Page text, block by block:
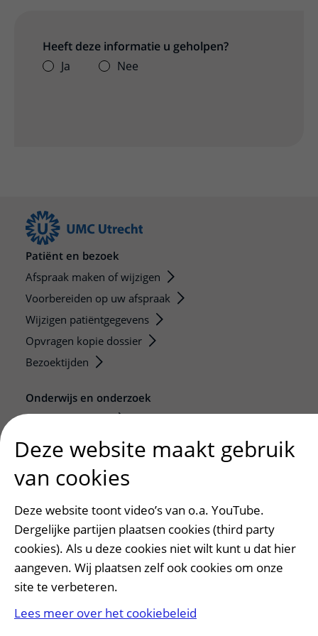
Heeft deze informatie u geholpen?
Ja
Nee
Patiënt en bezoek
Afspraak maken of wijzigen
Voorbereiden op uw afspraak
Wijzigen patiëntgegevens
Opvragen kopie dossier
Bezoektijden
Onderwijs en onderzoek
Onze opleidingen
De Nieuwe Utrechtse School
Stage en opleidingsplaatsen
Research
Strategic programs
Research groups
Researchers
Research technologies
Deze website maakt gebruik
van cookies
Deze website toont video’s van o.a. YouTube.
Dergelijke partijen plaatsen cookies (third party
cookies). Als u deze cookies niet wilt kunt u dat hier
aangeven. Wij plaatsen zelf ook cookies om onze
site te verbeteren.
Lees meer over het cookiebeleid